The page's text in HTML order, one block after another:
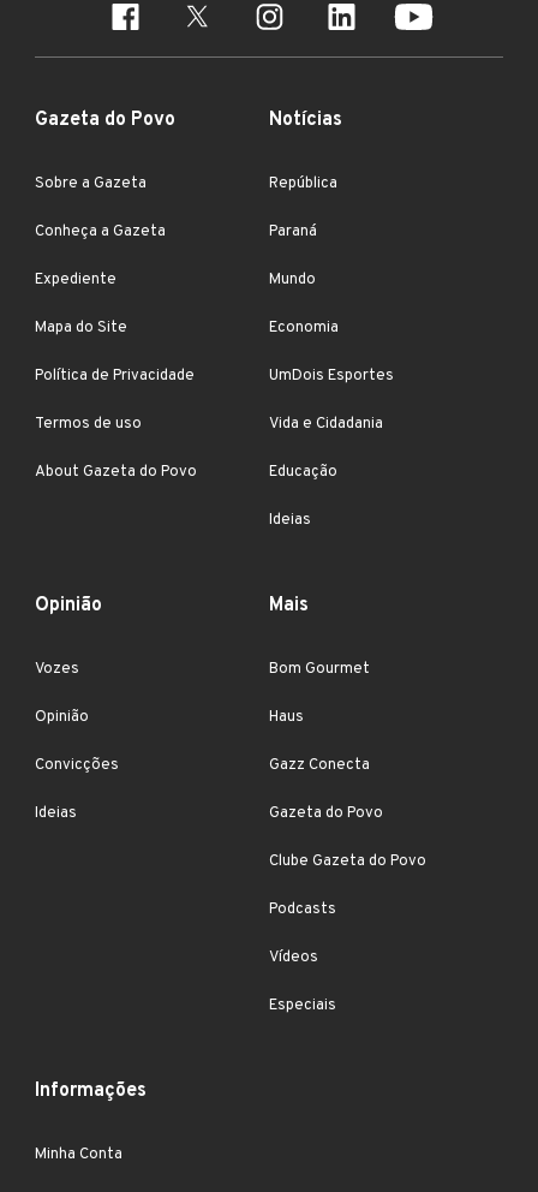
Gazeta do Povo
Sobre a Gazeta
Conheça a Gazeta
Expediente
Mapa do Site
Política de Privacidade
Termos de uso
About Gazeta do Povo
Notícias
República
Paraná
Mundo
Economia
UmDois Esportes
Vida e Cidadania
Educação
Ideias
Opinião
Vozes
Opinião
Convicções
Ideias
Mais
Bom Gourmet
Haus
Gazz Conecta
Gazeta do Povo
Clube Gazeta do Povo
Podcasts
Vídeos
Especiais
Informações
Minha Conta